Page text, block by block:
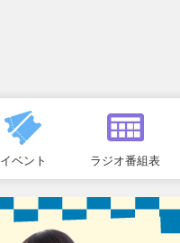
イベント ラジオ番組表